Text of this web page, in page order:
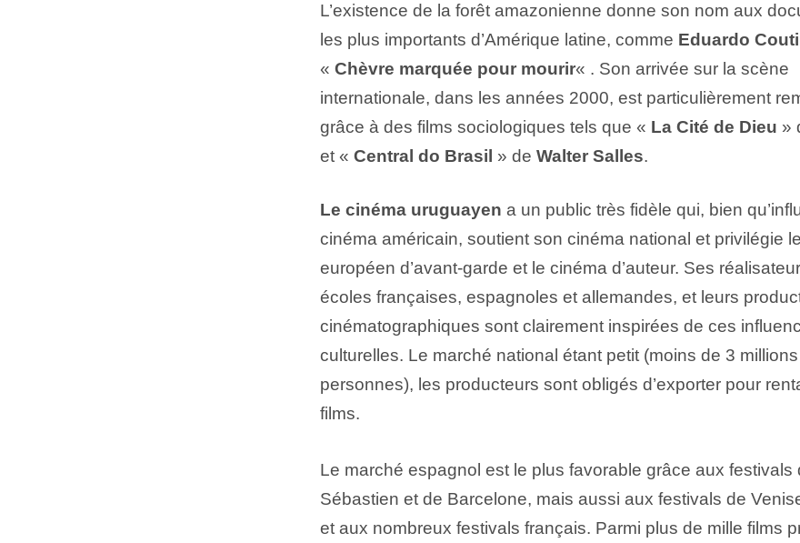
L’existence de la forêt amazonienne donne son nom aux
les plus importants d’Amérique latine, comme Eduardo
« Chèvre marquée pour mourir« . Son arrivée sur la scène
internationale, dans les années 2000, est particulièrement
grâce à des films sociologiques tels que « La Cité de Dieu »
et « Central do Brasil » de Walter Salles.
Le cinéma uruguayen a un public très fidèle qui, bien
cinéma américain, soutient son cinéma national et privilégie
européen d’avant-garde et le cinéma d’auteur. Ses
écoles françaises, espagnoles et allemandes, et leurs
cinématographiques sont clairement inspirées de ces
culturelles. Le marché national étant petit (moins de 3
personnes), les producteurs sont obligés d’exporter pour
films.
Le marché espagnol est le plus favorable grâce aux festivals
Sébastien et de Barcelone, mais aussi aux festivals de
et aux nombreux festivals français. Parmi plus de mille films